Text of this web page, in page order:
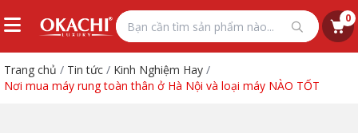
0
Trang chủ / Tin tức / Kinh Nghiệm Hay /
Nơi mua máy rung toàn thân ở Hà Nội và loại máy NÀO TỐT